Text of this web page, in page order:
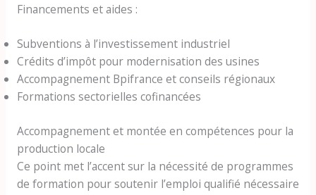
Financements et aides :
Subventions à l’investissement industriel
Crédits d’impôt pour modernisation des usines
Accompagnement Bpifrance et conseils régionaux
Formations sectorielles cofinancées
Accompagnement et montée en compétences pour la
production locale
Ce point met l’accent sur la nécessité de programmes
de formation pour soutenir l’emploi qualifié nécessaire